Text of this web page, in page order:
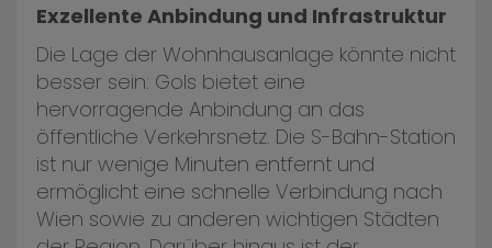
Exzellente Anbindung und Infrastruktur
Die Lage der Wohnhausanlage könnte nicht
besser sein: Gols bietet eine
hervorragende Anbindung an das
öffentliche Verkehrsnetz. Die S-Bahn-Station
ist nur wenige Minuten entfernt und
ermöglicht eine schnelle Verbindung nach
Wien sowie zu anderen wichtigen Städten